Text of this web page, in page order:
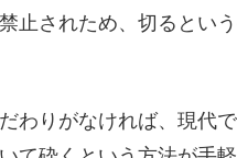
止されため、切るとい
わりがなければ、現代